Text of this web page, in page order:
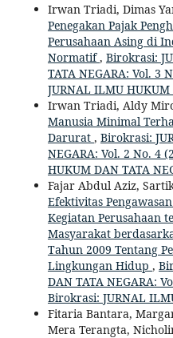
Irwan Triadi, Dimas
Penegakan Pajak
Perusahaan Asing di
Normatif, Birokrasi:
TATA NEGARA: Vol. 3
JURNAL ILMU HUKUM
Irwan Triadi, Aldy
Manusia Minimal
Darurat , Birokrasi:
NEGARA: Vol. 2 No. 4
HUKUM DAN TATA
Fajar Abdul Aziz,
Efektivitas
Kegiatan Perusahaan
Masyarakat
Tahun 2009 Tentang
Lingkungan Hidup ,
DAN TATA NEGARA:
Birokrasi: JURNAL
Fitaria Bantara,
Mera Terangta,